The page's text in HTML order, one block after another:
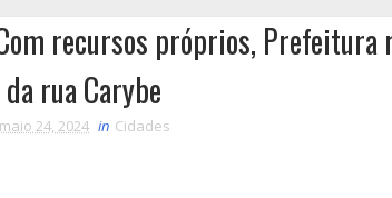
recursos próprios, Prefeitura
rua Carybe
maio 24, 2024 in Cidades